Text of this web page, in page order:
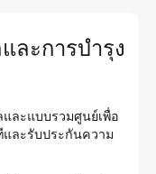
ละการบำรุง
ละแบบรวมศูนย์เพื่อ
และรับประกันความ